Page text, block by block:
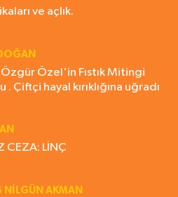
ve açlık.
Özel'in Fıstık Mitingi
. Çiftçi hayal kırıklığına uğradı
CEZA: LİNÇ
NILGÜN AKMAN